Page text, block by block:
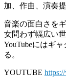
加、作曲、演奏
音楽の面白さを
女問わず幅広い
YouTubeにはギ
る。
YOUTUBE